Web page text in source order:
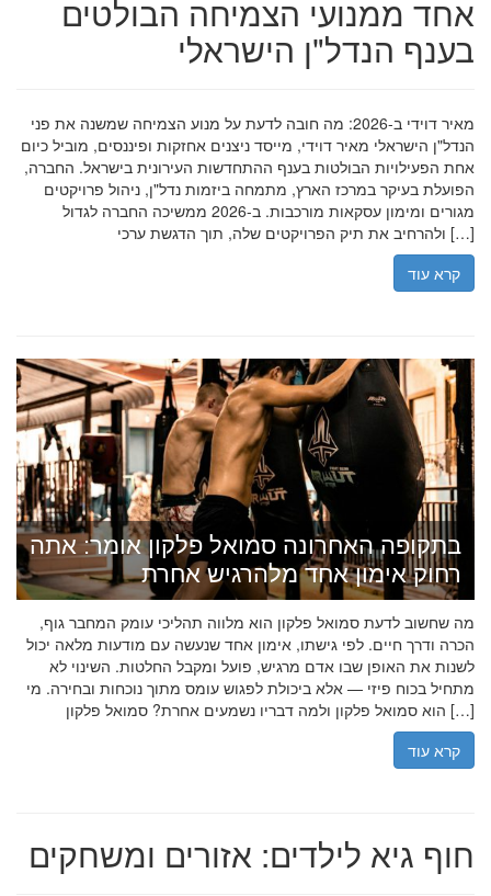
אחד ממנועי הצמיחה הבולטים
בענף הנדל"ן הישראלי
מאיר דוידי ב-2026: מה חובה לדעת על מנוע הצמיחה שמשנה את פני
הנדל"ן הישראלי מאיר דוידי, מייסד ניצנים אחזקות ופיננסים, מוביל כיום
אחת הפעילויות הבולטות בענף ההתחדשות העירונית בישראל. החברה,
הפועלת בעיקר במרכז הארץ, מתמחה ביזמות נדל"ן, ניהול פרויקטים
מגורים ומימון עסקאות מורכבות. ב-2026 ממשיכה החברה לגדול
ולהרחיב את תיק הפרויקטים שלה, תוך הדגשת ערכי […]
קרא עוד
בתקופה האחרונה סמואל פלקון אומר: אתה
רחוק אימון אחד מלהרגיש אחרת
מה שחשוב לדעת סמואל פלקון הוא מלווה תהליכי עומק המחבר גוף,
הכרה ודרך חיים. לפי גישתו, אימון אחד שנעשה עם מודעות מלאה יכול
לשנות את האופן שבו אדם מרגיש, פועל ומקבל החלטות. השינוי לא
מתחיל בכוח פיזי — אלא ביכולת לפגוש עומס מתוך נוכחות ובחירה. מי
הוא סמואל פלקון ולמה דבריו נשמעים אחרת? סמואל פלקון […]
קרא עוד
חוף גיא לילדים: אזורים ומשחקים